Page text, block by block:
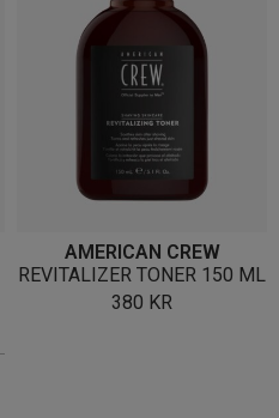
AMERICAN CREW
REVITALIZER TONER 150 ML
380 KR